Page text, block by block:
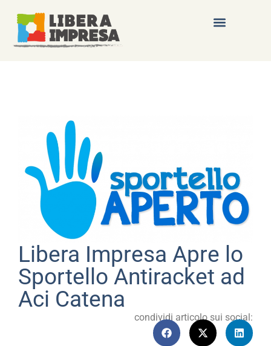
Libera Impresa Apre lo
Sportello Antiracket ad
Aci Catena
condividi articolo sui social: